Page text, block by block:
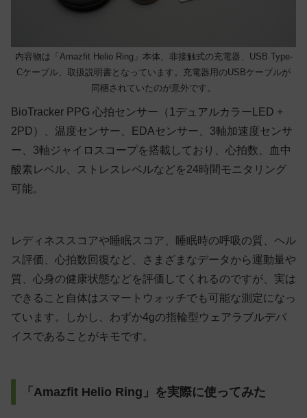
内容物は「Amazfit Helio Ring」本体、非接触式の充電器、USB Type-
Cケーブル、取扱説明書となっています。充電器用のUSBケーブルが
同梱されていたのが意外です。
BioTracker PPG 心拍センサー（1デュアルカラーLED +
2PD）、温度センサー、EDAセンサー、3軸加速度センサ
ー、3軸ジャイロスコープを搭載しており、心拍数、血中
酸素レベル、ストレスレベルなどを24時間モニタリング
可能。
レディネススコアや睡眠スコア、睡眠時の呼吸の質、ヘル
ス評価、心拍数回復など、さまざまなデータから運動量や
質、心身の健康状態などを評価してくれるのですが、実は
できること自体はスマートウォッチでも可能な測定になっ
ています。しかし、わずか4gの指輪型ウェアラブルデバ
イスであることがキモです。
「Amazfit Helio Ring」を実際に使ってみた